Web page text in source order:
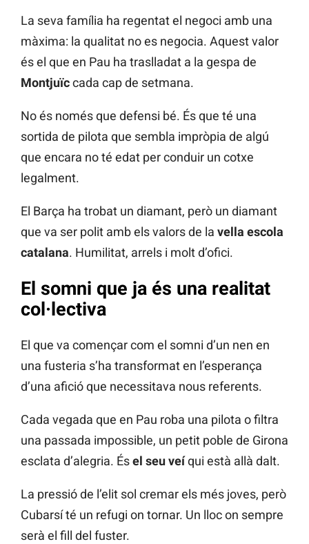
La seva família ha regentat el negoci amb una
màxima: la qualitat no es negocia. Aquest valor
és el que en Pau ha traslladat a la gespa de
Montjuïccada cap de setmana.
No és només que defensi bé. És que té una
sortida de pilota que sembla impròpia de algú
que encara no té edat per conduir un cotxe
legalment.
El Barça ha trobat un diamant, però un diamant
que va ser polit amb els valors de la vella escola
catalana. Humilitat, arrels i molt d’ofici.
El somni que ja és una realitat
col·lectiva
El que va començar com el somni d’un nen en
una fusteria s’ha transformat en l’esperança
d’una afició que necessitava nous referents.
Cada vegada que en Pau roba una pilota o filtra
una passada impossible, un petit poble de Girona
esclata d’alegria. Ésel seu veíqui està allà dalt.
La pressió de l’elit sol cremar els més joves, però
Cubarsí té un refugi on tornar. Un lloc on sempre
serà el fill del fuster.